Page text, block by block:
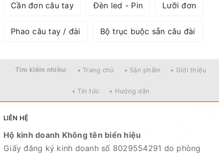
Cần đơn câu tay Đèn led - Pin Lưỡi đơn
Phao câu tay / đài Bộ trục buộc sẵn câu đài
Tìm kiếm nhiều: • Trang chủ • Sản phẩm • Giới thiệu
• Tin tức • Hướng dẫn
LIÊN HỆ
Hộ kinh doanh Không tên biển hiệu
Giấy đăng ký kinh doanh số 8029554291 do phòng